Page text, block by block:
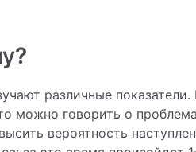
различные показатели.
можно говорить о
вероятность